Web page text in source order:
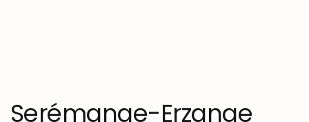
Serémange-Erzange